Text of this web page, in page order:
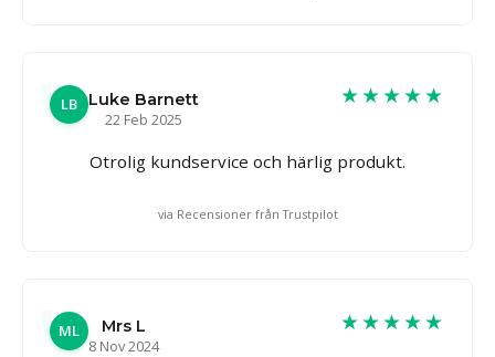
LB
Luke Barnett
22 Feb 2025
★★★★★
Otrolig kundservice och härlig produkt.
via Recensioner från Trustpilot
ML
Mrs L
8 Nov 2024
★★★★★